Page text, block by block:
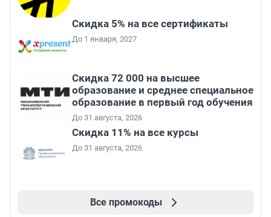
Скидка 5% на все сертификаты
До 1 января, 2027
Скидка 72 000 на высшее
образование и среднее специальное
образование в первый год обучения
До 31 августа, 2026
Скидка 11% на все курсы
До 31 августа, 2026
Все промокоды